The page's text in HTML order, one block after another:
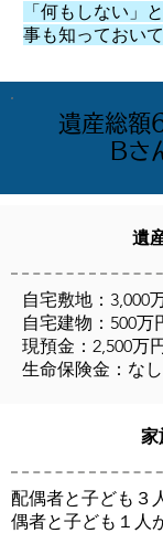
「何もしない」
事も知っておいて
遺産総
Bさ
遺
自宅敷地：3,000
自宅建物：500万
現預金：2,500万
生命保険金：なし
家
配偶者と子ども３
偶者と子ども１人